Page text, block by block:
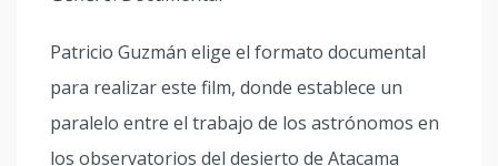
Patricio Guzmán elige el formato documental
para realizar este film, donde establece un
paralelo entre el trabajo de los astrónomos en
los observatorios del desierto de Atacama